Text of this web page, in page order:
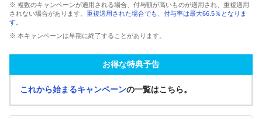
※ 複数のキャンペーンが適用される場合、付与額が高いものが適用され、重複適用
されない場合があります。 重複適用された場合でも、付与率は最大66.5％となりま
す。
※ 本キャンペーンは早期に終了することがあります。
お得な特典予告
これから始まるキャンペーンの一覧はこちら。